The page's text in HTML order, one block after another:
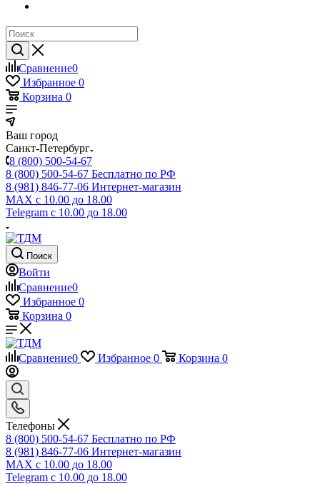
Сравнение0
Избранное 0
Корзина 0
Ваш город
Санкт-Петербург
8 (800) 500-54-67
8 (800) 500-54-67 Бесплатно по РФ
8 (981) 846-77-06 Интернет-магазин
MAX с 10.00 до 18.00
Telegram с 10.00 до 18.00
Поиск
Войти
Сравнение0
Избранное 0
Корзина 0
Сравнение0 Избранное 0 Корзина 0
Телефоны
8 (800) 500-54-67 Бесплатно по РФ
8 (981) 846-77-06 Интернет-магазин
MAX с 10.00 до 18.00
Telegram с 10.00 до 18.00